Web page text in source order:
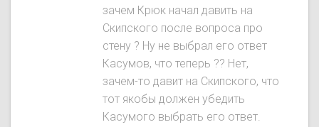
зачем Крюк начал давить на
Скипского после вопроса про
стену ? Ну не выбрал его ответ
Касумов, что теперь ?? Нет,
зачем-то давит на Скипского, что
тот якобы должен убедить
Касумого выбрать его ответ.